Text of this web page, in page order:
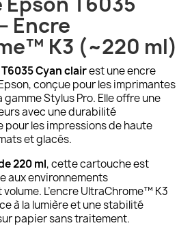
Encre
K3 (~220 ml)
Cyan clairest une encre
conçue pour les imprimantes
Stylus Pro. Elle offre une
avec une durabilité
pour les impressions de haute
et glacés.
220 ml, cette cartouche est
aux environnements
L’encre UltraChrome™ K3
à la lumière et une stabilité
papier sans traitement.